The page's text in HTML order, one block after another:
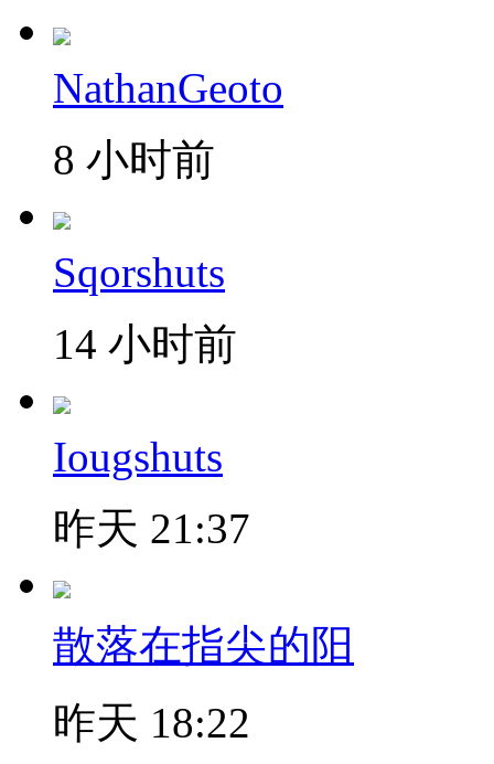
NathanGeoto
8 小时前
Sqorshuts
14 小时前
Iougshuts
昨天 21:37
散落在指尖的阳
昨天 18:22